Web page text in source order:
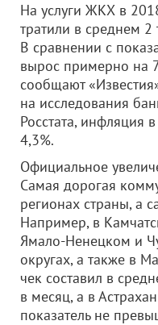
На услуги ЖКХ в
тратили в среднем 2
В сравнении с
вырос примерно на
сообщают
на исследования
Росстата, инфляция
4,3%.
Официальное
Самая дорогая
регионах страны, а
Например, в
Ямало-Ненецком и
округах, а также в
чек составил в
в месяц, а в
показатель не